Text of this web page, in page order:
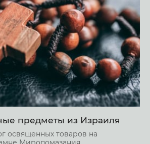
предметы из Израиля
освященных товаров на